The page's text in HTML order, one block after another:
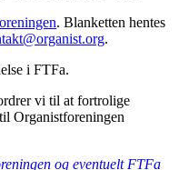
. Blanketten hentes
.
i FTFa.
vi til at fortrolige
Organistforeningen
og eventuelt FTFa